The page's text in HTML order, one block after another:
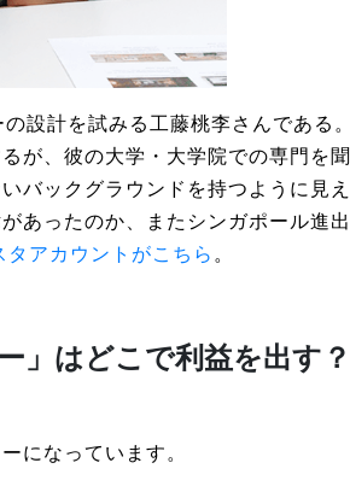
設計を試みる工藤桃李さんである
が、彼の大学・大学院での専門を
バックグラウンドを持つように見
あったのか、またシンガポール進
タアカウントがこちら 。
」はどこで利益を出す？
になっています。